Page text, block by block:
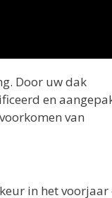
Door uw dak
en
van
in het voorjaar